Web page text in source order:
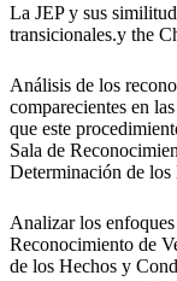
La JEP y sus
transicionales.y the
Análisis de los
comparecientes en
que este
Sala de
Determinación de los
Analizar los
Reconocimiento de
de los Hechos y